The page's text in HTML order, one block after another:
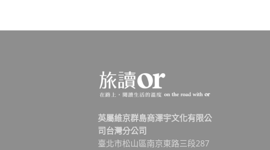
英屬維京群島商澤宇文化有限公
司台灣分公司
臺北市松山區南京東路三段287